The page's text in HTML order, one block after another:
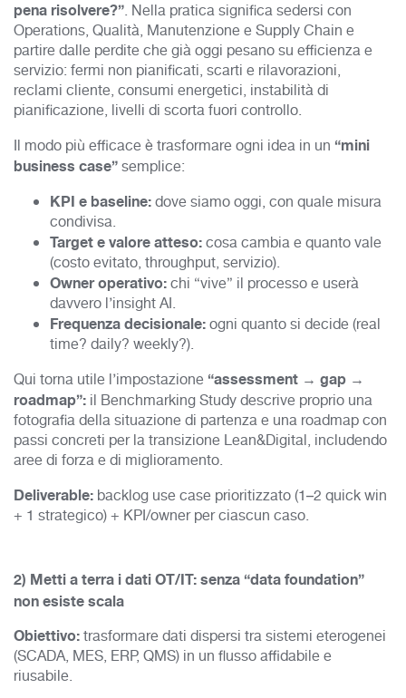
pena risolvere?”. Nella pratica significa sedersi con
Operations, Qualità, Manutenzione e Supply Chain e
partire dalle perdite che già oggi pesano su efficienza e
servizio: fermi non pianificati, scarti e rilavorazioni,
reclami cliente, consumi energetici, instabilità di
pianificazione, livelli di scorta fuori controllo.
Il modo più efficace è trasformare ogni idea in un “mini
business case”semplice:
KPI e baseline:dove siamo oggi, con quale misura
condivisa.
Target e valore atteso:cosa cambia e quanto vale
(costo evitato, throughput, servizio).
Owner operativo:chi “vive” il processo e userà
davvero l’insight AI.
Frequenza decisionale:ogni quanto si decide (real
time? daily? weekly?).
Qui torna utile l’impostazione “assessment → gap →
roadmap”: il Benchmarking Study descrive proprio una
fotografia della situazione di partenza e una roadmap con
passi concreti per la transizione Lean&Digital, includendo
aree di forza e di miglioramento.
Deliverable: backlog use case prioritizzato (1–2 quick win
+ 1 strategico) + KPI/owner per ciascun caso.
2) Metti a terra i dati OT/IT: senza “data foundation”
non esiste scala
Obiettivo:trasformare dati dispersi tra sistemi eterogenei
(SCADA, MES, ERP, QMS) in un flusso affidabile e
riusabile.